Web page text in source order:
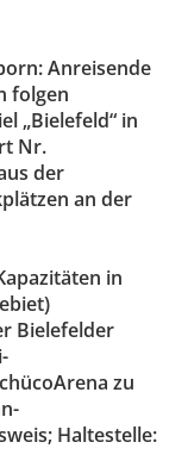
Anreisende
folgen
„Bielefeld“ in
Nr.
der
an der
in
Bielefelder
zu
Haltestelle: